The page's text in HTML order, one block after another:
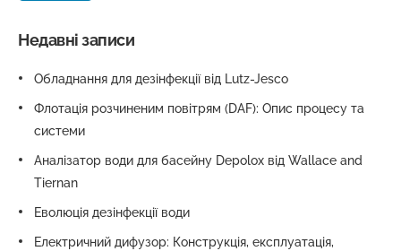
Недавні записи
Обладнання для дезінфекції від Lutz-Jesco
Флотація розчиненим повітрям (DAF): Опис процесу та
системи
Аналізатор води для басейну Depolox від Wallace and
Tiernan
Еволюція дезінфекції води
Електричний дифузор: Конструкція, експлуатація,